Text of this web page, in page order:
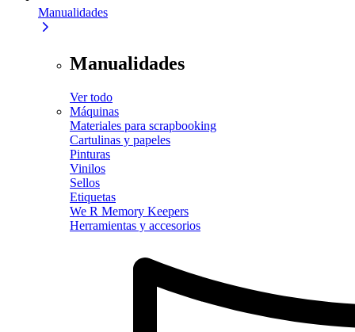
Manualidades
Manualidades
Ver todo
Máquinas
Materiales para scrapbooking
Cartulinas y papeles
Pinturas
Vinilos
Sellos
Etiquetas
We R Memory Keepers
Herramientas y accesorios